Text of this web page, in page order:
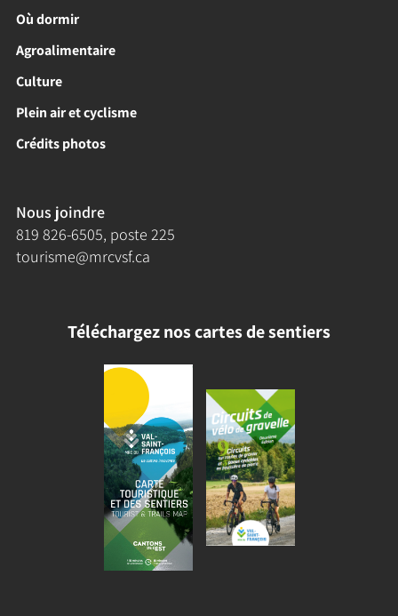
Où dormir
Agroalimentaire
Culture
Plein air et cyclisme
Crédits photos
Nous joindre
819 826-6505, poste 225
tourisme@mrcvsf.ca
Téléchargez nos cartes de sentiers